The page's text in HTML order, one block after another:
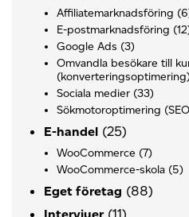
Affiliatemarknadsföring
E-postmarknadsföring
Google Ads (3)
Omvandla besökare till
(konverteringsoptimering)
Sociala medier (33)
Sökmotoroptimering
E-handel (25)
WooCommerce (7)
WooCommerce-skola (5)
Eget företag (88)
Intervjuer (11)